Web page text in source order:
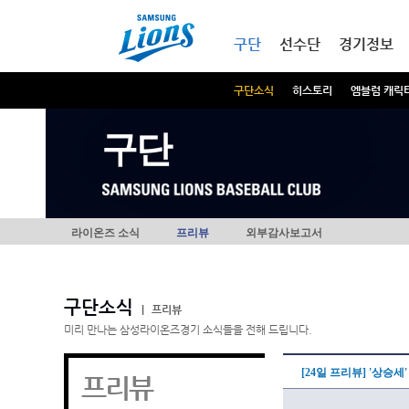
구단
구단소식 히스토리 엠블럼 캐릭
선수단 경기정보
구단
라이온즈 소식 프리뷰 외부감사보고서
구단소식
프리뷰
미리 만나는 삼성라이온즈경기 소식들을 전해 드립니다.
프리뷰 [24일 프리뷰] '상승